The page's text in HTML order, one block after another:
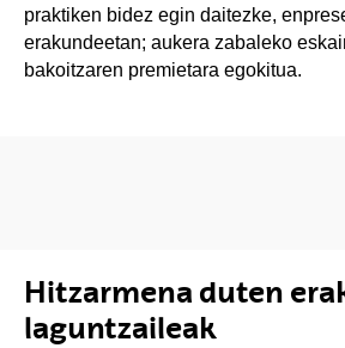
praktiken bidez egin daitezke,
erakundeetan; aukera zabaleko
bakoitzaren premietara egokitua.
Hitzarmena duten
laguntzaileak